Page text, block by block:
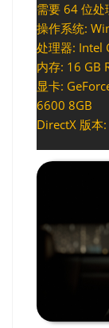
需要 64 位
操作系统:
处理器: Intel
内存: 16 GB
显卡:
6600 8GB
DirectX 版本